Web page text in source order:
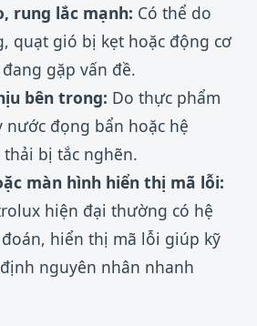
rung lắc mạnh: Có thể do
quạt gió bị kẹt hoặc động cơ
gặp vấn đề.
bên trong: Do thực phẩm
nước đọng bẩn hoặc hệ
bị tắc nghẽn.
màn hình hiển thị mã lỗi:
hiện đại thường có hệ
hiển thị mã lỗi giúp kỹ
nguyên nhân nhanh